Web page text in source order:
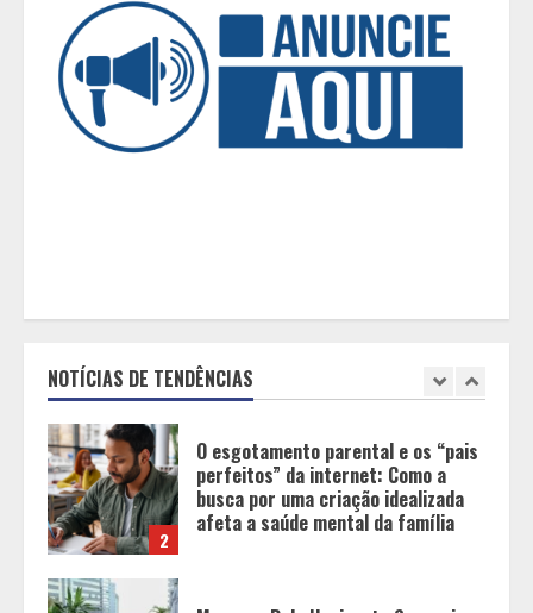
NOTÍCIAS DE TENDÊNCIAS
5
ciência por trás do BIRGing e do
CORFing praticados na internet
Tecnologia que “lê” o solo
2
perfeitos” da internet: Como a
afeta a saúde mental da família
3
Mercure Belo Horizonte Savassi
inaugura novo espaço com o
Delicatto Restaurante